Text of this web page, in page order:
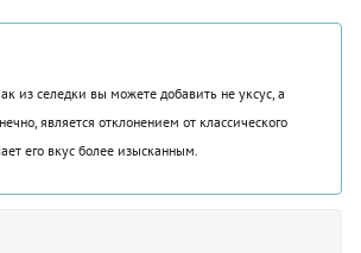
из селедки вы можете добавить не уксус, а
является отклонением от классического
его вкус более изысканным.